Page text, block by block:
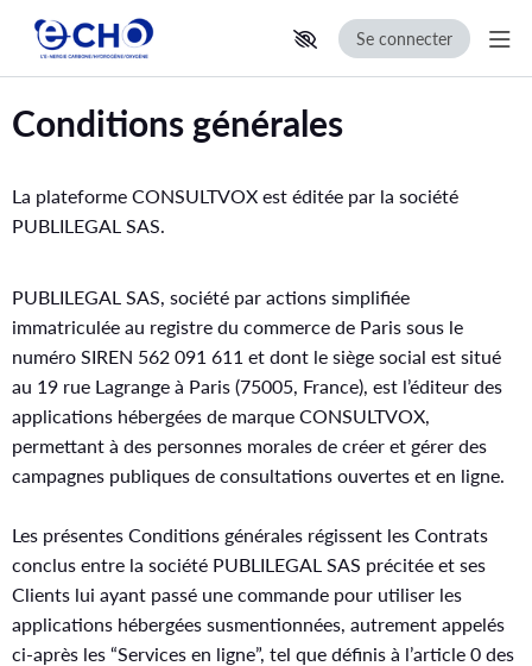
Se connecter
Conditions générales
La plateforme CONSULTVOX est éditée par la société
PUBLILEGAL SAS.
PUBLILEGAL SAS, société par actions simplifiée
immatriculée au registre du commerce de Paris sous le
numéro SIREN 562 091 611 et dont le siège social est situé
au 19 rue Lagrange à Paris (75005, France), est l’éditeur des
applications hébergées de marque CONSULTVOX,
permettant à des personnes morales de créer et gérer des
campagnes publiques de consultations ouvertes et en ligne.
Les présentes Conditions générales régissent les Contrats
conclus entre la société PUBLILEGAL SAS précitée et ses
Clients lui ayant passé une commande pour utiliser les
applications hébergées susmentionnées, autrement appelés
ci-après les “Services en ligne”, tel que définis à l’article 0 des